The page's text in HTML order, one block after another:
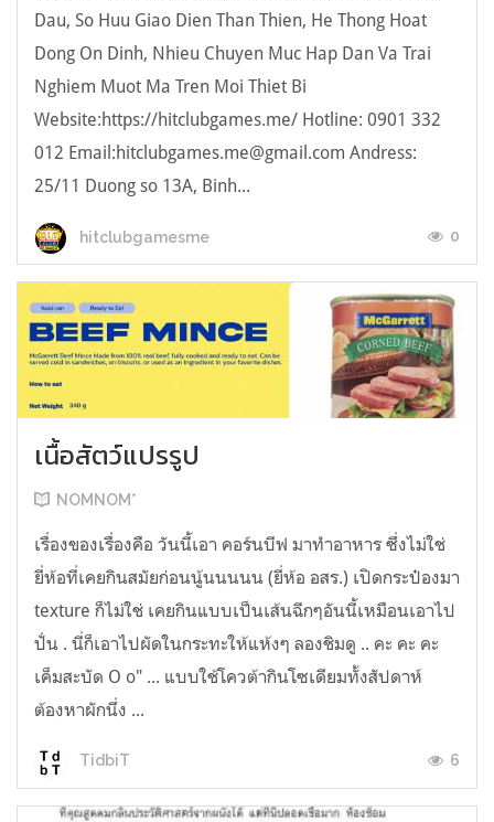
Dau, So Huu Giao Dien Than Thien, He Thong Hoat
Dong On Dinh, Nhieu Chuyen Muc Hap Dan Va Trai
Nghiem Muot Ma Tren Moi Thiet Bi
Website:https://hitclubgames.me/ Hotline: 0901 332
012 Email:hitclubgames.me@gmail.com Andress:
25/11 Duong so 13A, Binh...
hitclubgamesme 0
เนื้อสัตว์แปรรูป
NOMNOM*
เรื่องของเรื่องคือ วันนี้เอา คอร์นบีฟ มาทำอาหาร ซึ่งไม่ใช่
ยี่ห้อที่เคยกินสมัยก่อนนู้นนนนน (ยี่ห้อ อสร.) เปิดกระป๋องมา
texture ก็ไม่ใช่ เคยกินแบบเป็นเส้นฉีกๆอันนี้เหมือนเอาไป
ปั่น . นี่ก็เอาไปผัดในกระทะให้แห้งๆ ลองชิมดู .. คะ คะ คะ
เค็มสะบัด O o" ... แบบใช้โควต้ากินโซเดียมทั้งสัปดาห์
ต้องหาผักนึ่ง ...
TidbiT 6